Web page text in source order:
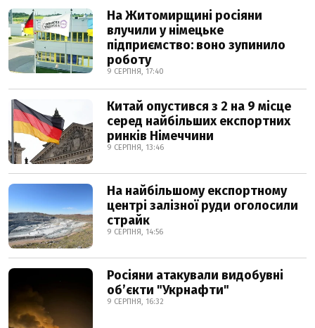
На Житомирщині росіяни
влучили у німецьке
підприємство: воно зупинило
роботу
9 СЕРПНЯ, 17:40
Китай опустився з 2 на 9 місце
серед найбільших експортних
ринків Німеччини
9 СЕРПНЯ, 13:46
На найбільшому експортному
центрі залізної руди оголосили
страйк
9 СЕРПНЯ, 14:56
Росіяни атакували видобувні
обʼєкти "Укрнафти"
9 СЕРПНЯ, 16:32